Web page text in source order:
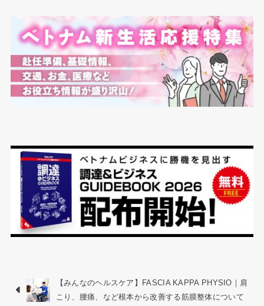
【みんなのヘルスケア】FASCIA KAPPA PHYSIO｜肩
こり、腰痛、など根本から改善する筋膜整体について